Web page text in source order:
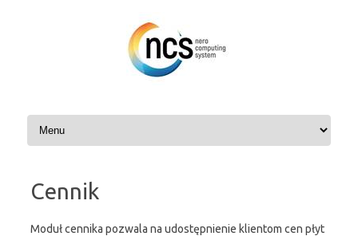
Cennik
Moduł cennika pozwala na udostępnienie klientom cen płyt